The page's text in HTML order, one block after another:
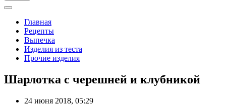
Главная
Рецепты
Выпечка
Изделия из теста
Прочие изделия
Шарлотка с черешней и клубникой
24 июня 2018, 05:29